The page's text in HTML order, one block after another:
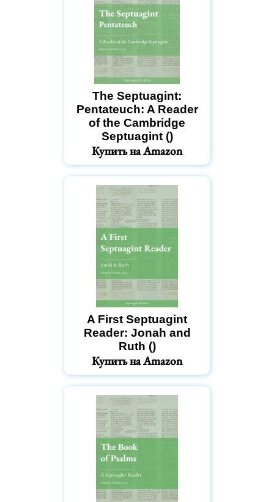
The Septuagint:
Pentateuch: A Reader
of the Cambridge
Septuagint ()
Купить на Amazon
A First Septuagint
Reader: Jonah and
Ruth ()
Купить на Amazon